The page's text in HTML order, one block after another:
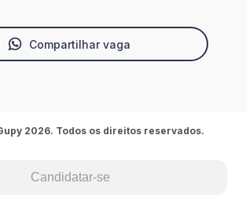
Compartilhar vaga
Candidatar-se
2026. Todos os direitos reservados.